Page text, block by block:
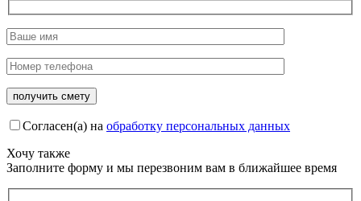
Согласен(а) на обработку персональных данных
Хочу также
Заполните форму и мы перезвоним вам в ближайшее время